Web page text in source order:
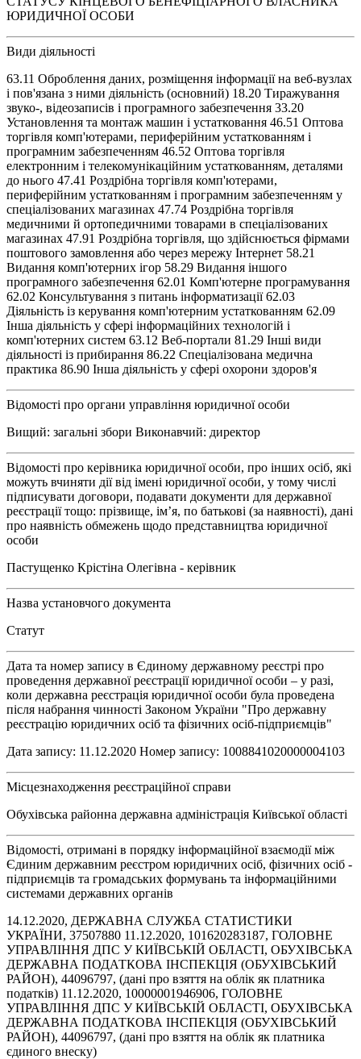
ЮРИДИЧНОЇ ОСОБИ
Види діяльності
63.11 Оброблення даних, розміщення інформації на веб-вузлах
і пов'язана з ними діяльність (основний) 18.20 Тиражування
звуко-, відеозаписів і програмного забезпечення 33.20
Установлення та монтаж машин і устатковання 46.51 Оптова
торгівля комп'ютерами, периферійним устаткованням і
програмним забезпеченням 46.52 Оптова торгівля
електронним і телекомунікаційним устаткованням, деталями
до нього 47.41 Роздрібна торгівля комп'ютерами,
периферійним устаткованням і програмним забезпеченням у
спеціалізованих магазинах 47.74 Роздрібна торгівля
медичними й ортопедичними товарами в спеціалізованих
магазинах 47.91 Роздрібна торгівля, що здійснюється фірмами
поштового замовлення або через мережу Інтернет 58.21
Видання комп'ютерних ігор 58.29 Видання іншого
програмного забезпечення 62.01 Комп'ютерне програмування
62.02 Консультування з питань інформатизації 62.03
Діяльність із керування комп'ютерним устаткованням 62.09
Інша діяльність у сфері інформаційних технологій і
комп'ютерних систем 63.12 Веб-портали 81.29 Інші види
діяльності із прибирання 86.22 Спеціалізована медична
практика 86.90 Інша діяльність у сфері охорони здоров'я
Відомості про органи управління юридичної особи
Вищий: загальні збори Виконавчий: директор
Відомості про керівника юридичної особи, про інших осіб, які
можуть вчиняти дії від імені юридичної особи, у тому числі
підписувати договори, подавати документи для державної
реєстрації тощо: прізвище, ім’я, по батькові (за наявності), дані
про наявність обмежень щодо представництва юридичної
особи
Пастущенко Крістіна Олегівна - керівник
Назва установчого документа
Статут
Дата та номер запису в Єдиному державному реєстрі про
проведення державної реєстрації юридичної особи – у разі,
коли державна реєстрація юридичної особи була проведена
після набрання чинності Законом України "Про державну
реєстрацію юридичних осіб та фізичних осіб-підприємців"
Дата запису: 11.12.2020 Номер запису: 1008841020000004103
Місцезнаходження реєстраційної справи
Обухівська районна державна адміністрація Київської області
Відомості, отримані в порядку інформаційної взаємодії між
Єдиним державним реєстром юридичних осіб, фізичних осіб -
підприємців та громадських формувань та інформаційними
системами державних органів
14.12.2020, ДЕРЖАВНА СЛУЖБА СТАТИСТИКИ
УКРАЇНИ, 37507880 11.12.2020, 101620283187, ГОЛОВНЕ
УПРАВЛІННЯ ДПС У КИЇВСЬКІЙ ОБЛАСТІ, ОБУХІВСЬКА
ДЕРЖАВНА ПОДАТКОВА ІНСПЕКЦІЯ (ОБУХІВСЬКИЙ
РАЙОН), 44096797, (дані про взяття на облік як платника
податків) 11.12.2020, 10000001946906, ГОЛОВНЕ
УПРАВЛІННЯ ДПС У КИЇВСЬКІЙ ОБЛАСТІ, ОБУХІВСЬКА
ДЕРЖАВНА ПОДАТКОВА ІНСПЕКЦІЯ (ОБУХІВСЬКИЙ
РАЙОН), 44096797, (дані про взяття на облік як платника
єдиного внеску)